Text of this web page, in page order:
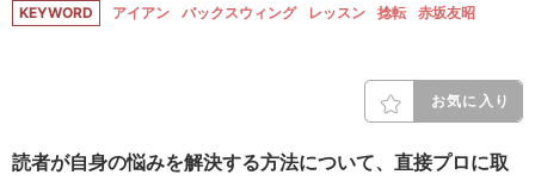
KEYWORD アイアン バックスウィング レッスン 捻転 赤坂友昭
お気に入り
読者が自身の悩みを解決する方法について、直接プロに取